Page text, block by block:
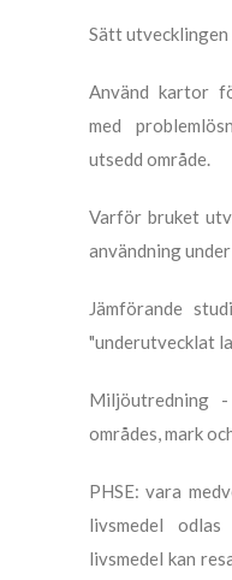
Sätt utvecklingen
Använd kartor
med
utsedd område.
Varför bruket
användning
Jämförande
"underutvecklat
Miljöutredning
områdes, mark
PHSE: vara
livsmedel
livsmedel kan